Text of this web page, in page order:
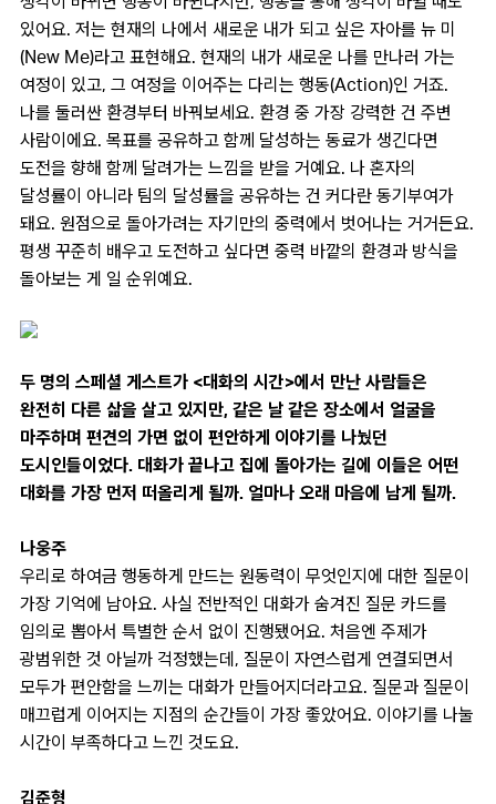
있어요. 저는 현재의 나에서 새로운 내가 되고 싶은 자아를 뉴 미
(New Me)라고 표현해요. 현재의 내가 새로운 나를 만나러 가는
여정이 있고, 그 여정을 이어주는 다리는 행동(Action)인 거죠.
나를 둘러싼 환경부터 바꿔보세요. 환경 중 가장 강력한 건 주변
사람이에요. 목표를 공유하고 함께 달성하는 동료가 생긴다면
도전을 향해 함께 달려가는 느낌을 받을 거예요. 나 혼자의
달성률이 아니라 팀의 달성률을 공유하는 건 커다란 동기부여가
돼요. 원점으로 돌아가려는 자기만의 중력에서 벗어나는 거거든요.
평생 꾸준히 배우고 도전하고 싶다면 중력 바깥의 환경과 방식을
돌아보는 게 일 순위예요.
두 명의 스페셜 게스트가 <대화의 시간>에서 만난 사람들은
완전히 다른 삶을 살고 있지만, 같은 날 같은 장소에서 얼굴을
마주하며 편견의 가면 없이 편안하게 이야기를 나눴던
도시인들이었다. 대화가 끝나고 집에 돌아가는 길에 이들은 어떤
대화를 가장 먼저 떠올리게 될까. 얼마나 오래 마음에 남게 될까.
나웅주
우리로 하여금 행동하게 만드는 원동력이 무엇인지에 대한 질문이
가장 기억에 남아요. 사실 전반적인 대화가 숨겨진 질문 카드를
임의로 뽑아서 특별한 순서 없이 진행됐어요. 처음엔 주제가
광범위한 것 아닐까 걱정했는데, 질문이 자연스럽게 연결되면서
모두가 편안함을 느끼는 대화가 만들어지더라고요. 질문과 질문이
매끄럽게 이어지는 지점의 순간들이 가장 좋았어요. 이야기를 나눌
시간이 부족하다고 느낀 것도요.
김준형